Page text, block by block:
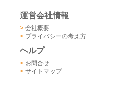
運営会社情報
> 会社概要
> プライバシーの考え方
ヘルプ
> お問合せ
> サイトマップ